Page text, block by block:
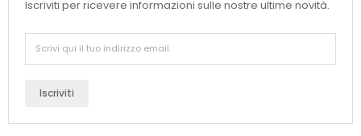
Iscriviti per ricevere informazioni sulle nostre ultime novità.
Iscriviti